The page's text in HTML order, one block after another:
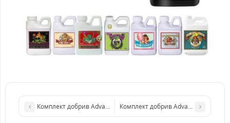
Комплект добрив Advanced Nutrients Sensi A&B Classic L
Комплект добрив Advanced